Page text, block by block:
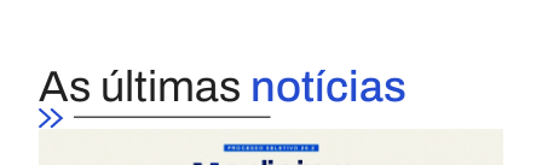
As últimas notícias